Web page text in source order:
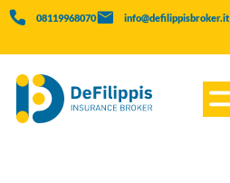
08119968070 info@defilippisbroker.it